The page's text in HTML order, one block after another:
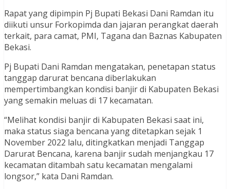
Rapat yang dipimpin Pj Bupati Bekasi Dani Ramdan itu
diikuti unsur Forkopimda dan jajaran perangkat daerah
terkait, para camat, PMI, Tagana dan Baznas Kabupaten
Bekasi.
Pj Bupati Dani Ramdan mengatakan, penetapan status
tanggap darurat bencana diberlakukan
mempertimbangkan kondisi banjir di Kabupaten Bekasi
yang semakin meluas di 17 kecamatan.
“Melihat kondisi banjir di Kabupaten Bekasi saat ini,
maka status siaga bencana yang ditetapkan sejak 1
November 2022 lalu, ditingkatkan menjadi Tanggap
Darurat Bencana, karena banjir sudah menjangkau 17
kecamatan ditambah satu kecamatan mengalami
longsor,” kata Dani Ramdan.